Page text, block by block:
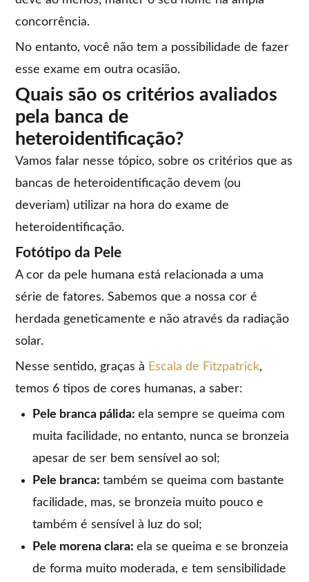
concorrência.
No entanto, você não tem a possibilidade de fazer
esse exame em outra ocasião.
Quais são os critérios avaliados
pela banca de
heteroidentificação?
Vamos falar nesse tópico, sobre os critérios que as
bancas de heteroidentificação devem (ou
deveriam) utilizar na hora do exame de
heteroidentificação.
Fotótipo da Pele
A cor da pele humana está relacionada a uma
série de fatores. Sabemos que a nossa cor é
herdada geneticamente e não através da radiação
solar.
Nesse sentido, graças à Escala de Fitzpatrick,
temos 6 tipos de cores humanas, a saber:
Pele branca pálida:ela sempre se queima com
muita facilidade, no entanto, nunca se bronzeia
apesar de ser bem sensível ao sol;
Pele branca:também se queima com bastante
facilidade, mas, se bronzeia muito pouco e
também é sensível à luz do sol;
Pele morena clara:ela se queima e se bronzeia
de forma muito moderada, e tem sensibilidade